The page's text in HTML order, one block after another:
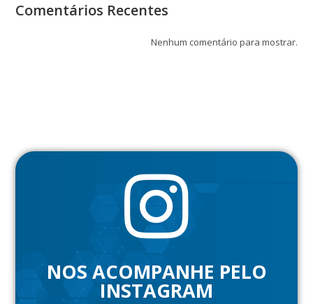
Comentários Recentes
Nenhum comentário para mostrar.
NOS ACOMPANHE PELO
INSTAGRAM